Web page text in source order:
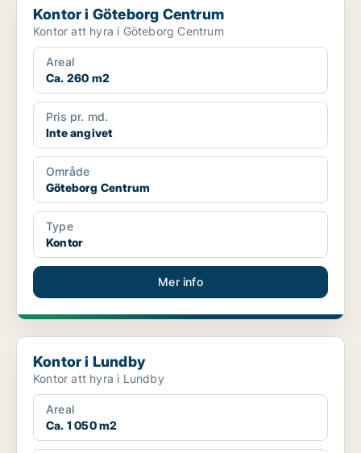
Kontor i Göteborg Centrum
Kontor att hyra i Göteborg Centrum
Areal
Ca. 260 m2
Pris pr. md.
Inte angivet
Område
Göteborg Centrum
Type
Kontor
Mer info
Kontor i Lundby
Kontor i Lundby
Kontor att hyra i Lundby
Areal
Ca. 1 050 m2